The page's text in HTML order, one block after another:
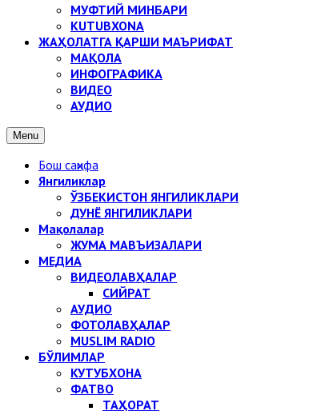
МУФТИЙ МИНБАРИ
KUTUBXONA
ЖАҲОЛАТГА ҚАРШИ МАЪРИФАТ
МАҚОЛА
ИНФОГРАФИКА
ВИДЕО
АУДИО
Menu
Бош саҳифа
Янгиликлар
ЎЗБЕКИСТОН ЯНГИЛИКЛАРИ
ДУНЁ ЯНГИЛИКЛАРИ
Мақолалар
ЖУМА МАВЪИЗАЛАРИ
МЕДИА
ВИДЕОЛАВҲАЛАР
СИЙРАТ
АУДИО
ФОТОЛАВҲАЛАР
MUSLIM RADIO
БЎЛИМЛАР
КУТУБХОНА
ФАТВО
ТАҲОРАТ